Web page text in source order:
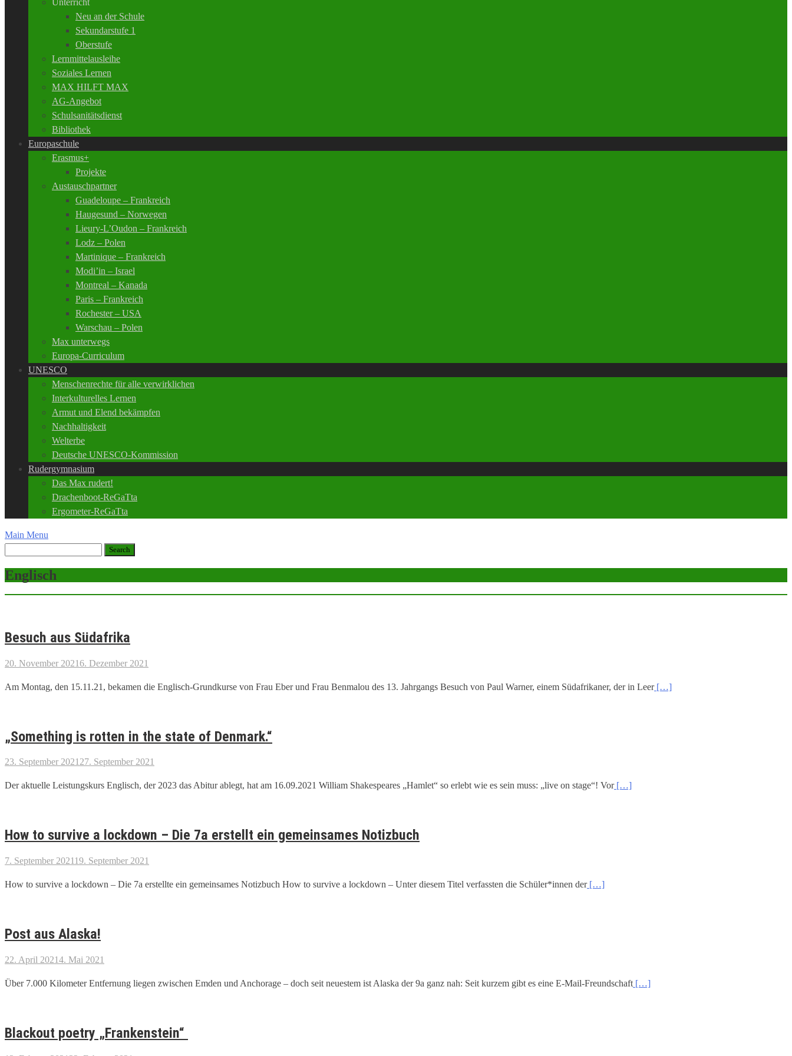
Unterricht
Neu an der Schule
Sekundarstufe 1
Oberstufe
Lernmittelausleihe
Soziales Lernen
MAX HILFT MAX
AG-Angebot
Schulsanitätsdienst
Bibliothek
Europaschule
Erasmus+
Projekte
Austauschpartner
Guadeloupe – Frankreich
Haugesund – Norwegen
Lieury-L’Oudon – Frankreich
Lodz – Polen
Martinique – Frankreich
Modi’in – Israel
Montreal – Kanada
Paris – Frankreich
Rochester – USA
Warschau – Polen
Max unterwegs
Europa-Curriculum
UNESCO
Menschenrechte für alle verwirklichen
Interkulturelles Lernen
Armut und Elend bekämpfen
Nachhaltigkeit
Welterbe
Deutsche UNESCO-Kommission
Rudergymnasium
Das Max rudert!
Drachenboot-ReGaTta
Ergometer-ReGaTta
Main Menu
Englisch
Besuch aus Südafrika
20. November 20216. Dezember 2021
Am Montag, den 15.11.21, bekamen die Englisch-Grundkurse von Frau Eber und Frau Benmalou des 13. Jahrgangs Besuch von Paul Warner, einem Südafrikaner, der in Leer[…]
„Something is rotten in the state of Denmark.“
23. September 202127. September 2021
Der aktuelle Leistungskurs Englisch, der 2023 das Abitur ablegt, hat am 16.09.2021 William Shakespeares „Hamlet“ so erlebt wie es sein muss: „live on stage“! Vor[…]
How to survive a lockdown – Die 7a erstellt ein gemeinsames Notizbuch
7. September 202119. September 2021
How to survive a lockdown – Die 7a erstellte ein gemeinsames Notizbuch How to survive a lockdown – Unter diesem Titel verfassten die Schüler*innen der[…]
Post aus Alaska!
22. April 20214. Mai 2021
Über 7.000 Kilometer Entfernung liegen zwischen Emden und Anchorage – doch seit neuestem ist Alaska der 9a ganz nah: Seit kurzem gibt es eine E-Mail-Freundschaft […]
Blackout poetry „Frankenstein“